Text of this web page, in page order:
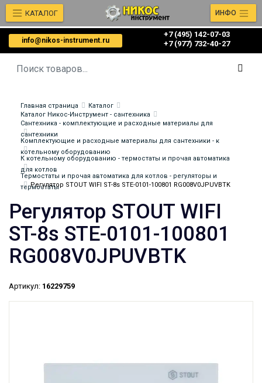
info@nikos-instrument.ru
+7 (495) 142-07-03
‎‎+7 (977) 732-40-27
КАТАЛОГ ИНФО
Главная страница
Каталог
Каталог Никос-Инструмент - сантехника
Сантехника - комплектующие и расходные материалы для
сантехники
Комплектующие и расходные материалы для сантехники - к
котельному оборудованию
К котельному оборудованию - термостаты и прочая автоматика
для котлов
Термостаты и прочая автоматика для котлов - регуляторы и
термостаты
Регулятор STOUT WIFI ST-8s STE-0101-100801 RG008V0JPUVBTK
Регулятор STOUT WIFI
ST-8s STE-0101-100801
RG008V0JPUVBTK
Артикул: 16229759